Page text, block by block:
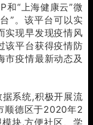
和“上海健康云”微
”。该平台可以实
实现早发现疫情风
该平台获得疫情防
市疫情最新动态及
系统,积极开展流
顺德区于2020年2
块,方便社区、学